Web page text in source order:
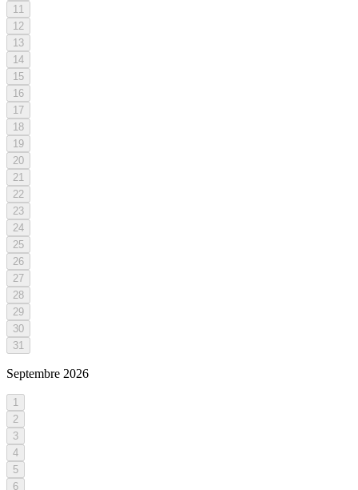
11
12
13
14
15
16
17
18
19
20
21
22
23
24
25
26
27
28
29
30
31
Septembre 2026
1
2
3
4
5
6